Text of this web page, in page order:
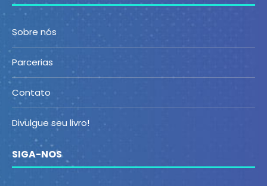
Sobre nós
Parcerias
Contato
Divulgue seu livro!
SIGA-NOS